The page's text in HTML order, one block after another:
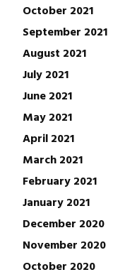
October 2021
September 2021
August 2021
July 2021
June 2021
May 2021
April 2021
March 2021
February 2021
January 2021
December 2020
November 2020
October 2020